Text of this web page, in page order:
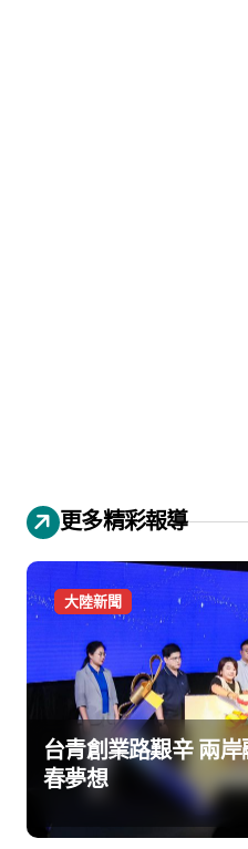
更多精彩報導
大陸新聞
台青創業路艱辛 兩
春夢想